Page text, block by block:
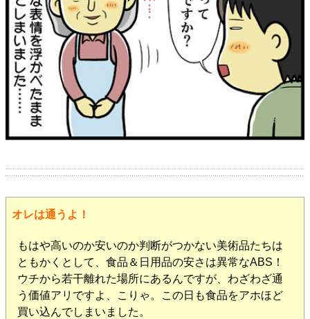
オレは通うよ！
もはや高いのか安いのか判断がつかない美術品たちは
ともかくとして、食品＆日用品の安さは異常なABS！
ウチから若干離れた場所にあるんですが、わざわざ通
う価値アリですよ、こりゃ。この日も食品をアホほど
買い込んでしまいました。